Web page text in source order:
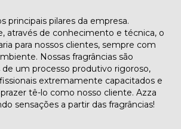
principais pilares da empresa.
através de conhecimento e técnica, o
para nossos clientes, sempre com
Nossas fragrâncias são
de um processo produtivo rigoroso,
extremamente capacitados e
tê-lo como nosso cliente. Azza
sensações a partir das fragrâncias!